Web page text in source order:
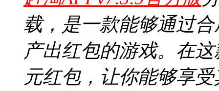
载，是一款能够通过
产出红包的游戏。在
元红包，让你能够享